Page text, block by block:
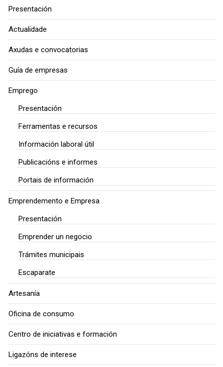
Presentación
Actualidade
Axudas e convocatorias
Guía de empresas
Emprego
Presentación
Ferramentas e recursos
Información laboral útil
Publicacións e informes
Portais de información
Emprendemento e Empresa
Presentación
Emprender un negocio
Trámites municipais
Escaparate
Artesanía
Oficina de consumo
Centro de iniciativas e formación
Ligazóns de interese